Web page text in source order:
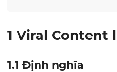
1 Viral Content
1.1 Định nghĩa